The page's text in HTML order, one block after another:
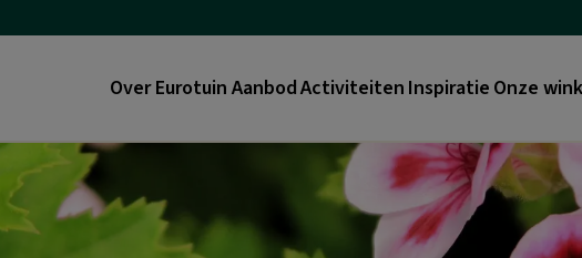
Over Eurotuin AanbodActiviteiten Inspiratie Onze